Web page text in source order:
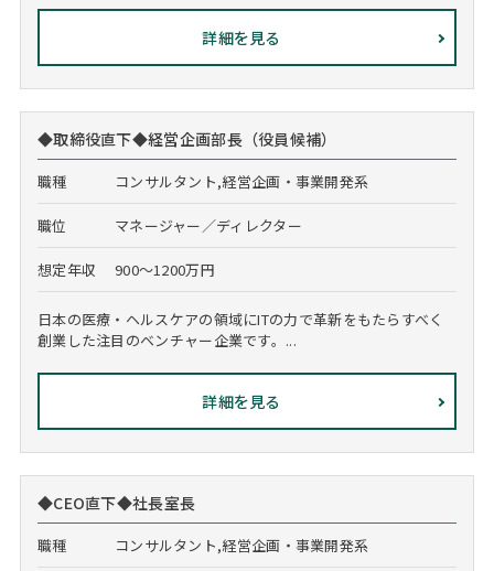
詳細を見る
◆取締役直下◆経営企画部長（役員候補）
職種 コンサルタント,経営企画・事業開発系
職位 マネージャー／ディレクター
想定年収 900～1200万円
日本の医療・ヘルスケアの領域にITの力で革新をもたらすべく
創業した注目のベンチャー企業です。...
詳細を見る
◆CEO直下◆社長室長
職種 コンサルタント,経営企画・事業開発系